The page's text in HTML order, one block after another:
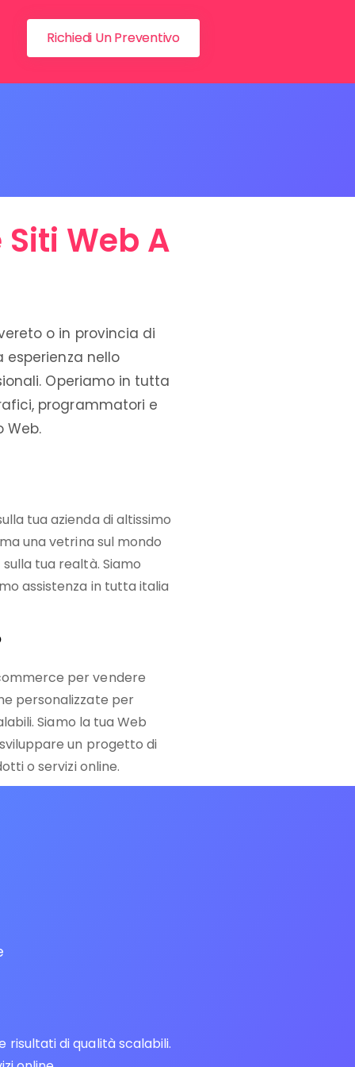
Richiedi Un Preventivo
Web A
o in provincia di
nello
Operiamo in tutta
programmatori e
Web.
tua azienda di altissimo
una vetrina sul mondo
tua realtà. Siamo
assistenza in tutta italia
per vendere
personalizzate per
Siamo la tua Web
un progetto di
o servizi online.
di qualità scalabili.